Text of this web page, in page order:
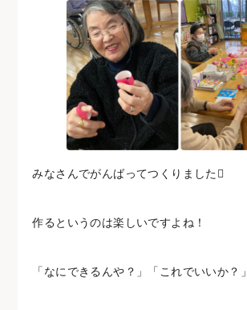
みなさんでがんばってつくりました
作るというのは楽しいですよね！
「なにできるんや？」「これでいいか？」